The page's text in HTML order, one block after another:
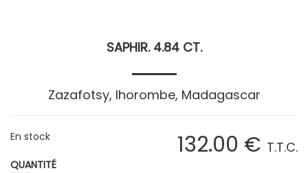
SAPHIR. 4.84 CT.
Zazafotsy, Ihorombe, Madagascar
132.00 € T.T.C.
En stock
QUANTITÉ